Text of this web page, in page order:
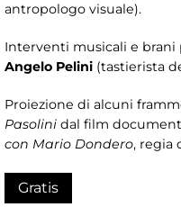
antropologo visuale).
Interventi musicali e brani
Angelo Pelini (tastierista
Proiezione di alcuni
Pasolini dal film
con Mario Dondero, regia
Gratis